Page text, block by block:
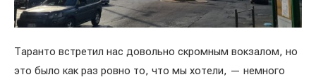
Таранто встретил нас довольно скромным вокзалом, но
это было как раз ровно то, что мы хотели, — немного